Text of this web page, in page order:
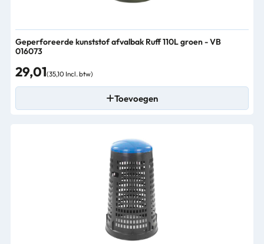
Geperforeerde kunststof afvalbak Ruff 110L groen - VB
016073
29,01(35,10 Incl. btw)
Toevoegen